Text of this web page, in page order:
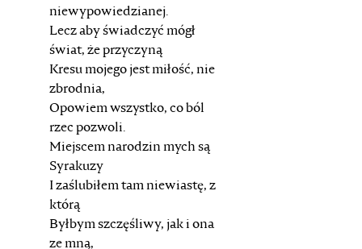
niewypowiedzianej.
Lecz aby świadczyć mógł
świat, że przyczyną
Kresu mojego jest miłość, nie
zbrodnia,
Opowiem wszystko, co ból
rzec pozwoli.
Miejscem narodzin mych są
Syrakuzy
I zaślubiłem tam niewiastę, z
którą
Byłbym szczęśliwy, jak i ona
ze mną,